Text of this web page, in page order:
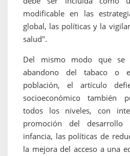
modificable en las
global, las políticas y la
salud".
Del mismo modo que se
abandono del tabaco o
población, el artículo
socioeconómico también
todos los niveles, con
promoción del
infancia, las políticas de
la mejora del acceso a una